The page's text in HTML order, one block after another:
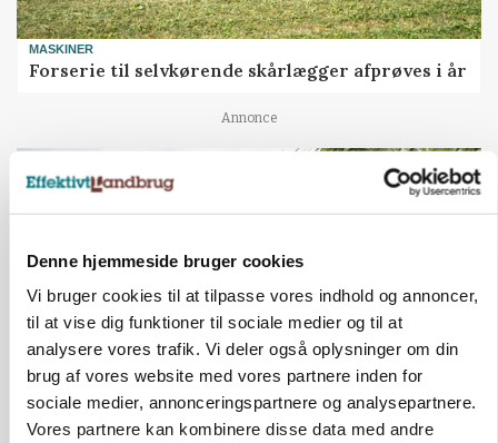
Denne hjemmeside bruger cookies
Vi bruger cookies til at tilpasse vores indhold og annoncer,
til at vise dig funktioner til sociale medier og til at
analysere vores trafik. Vi deler også oplysninger om din
brug af vores website med vores partnere inden for
sociale medier, annonceringspartnere og analysepartnere.
Vores partnere kan kombinere disse data med andre
MASKINER
Forserie til selvkørende skårlægger afprøves i år
Annonce